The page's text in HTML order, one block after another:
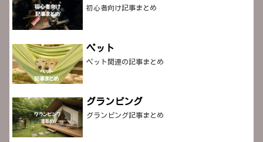
初心者向け記事まとめ
ペット
ペット関連の記事まとめ
グランピング
グランピング記事まとめ